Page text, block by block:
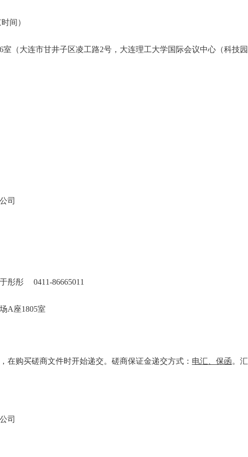
间）
（大连市甘井子区凌工路2号，大连理工大学国际会议中心（科技园
司
彤彤 0411-86665011
A座1805室
在购买磋商文件时开始递交。磋商保证金递交方式： 电汇、保函。汇
司